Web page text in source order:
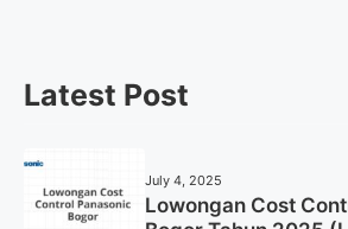
Latest Post
July 4, 2025
Lowongan Cost